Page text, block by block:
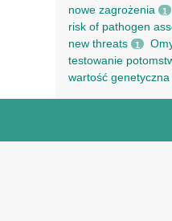
nowe zagrożenia 1
risk of pathogen
new threats 1
testowanie
wartość genetyczna